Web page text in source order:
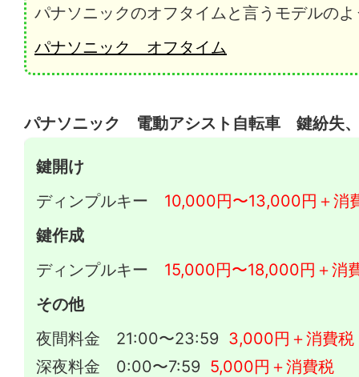
パナソニックのオフタイムと言うモデルの
パナソニック オフタイム
パナソニック 電動アシスト自転車 鍵紛失
鍵開け
ディンプルキー 10,000円〜13,000円＋消
鍵作成
ディンプルキー 15,000円〜18,000円＋消
その他
夜間料金 21:00〜23:59 3,000円＋消費税
深夜料金 0:00〜7:59 5,000円＋消費税